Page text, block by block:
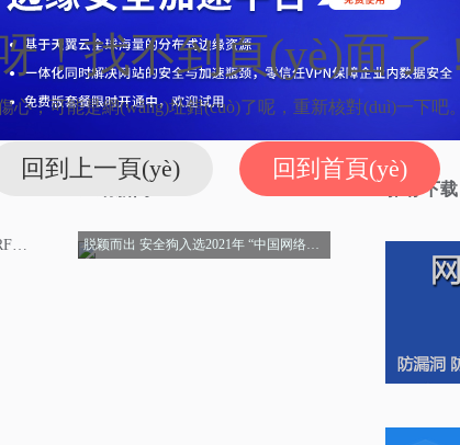
！找不到頁(yè)面了
心，可能是網(wǎng)址錯(cuò)了呢，重新核對(duì)一下吧
回到上一頁(yè) 回到首頁(yè)